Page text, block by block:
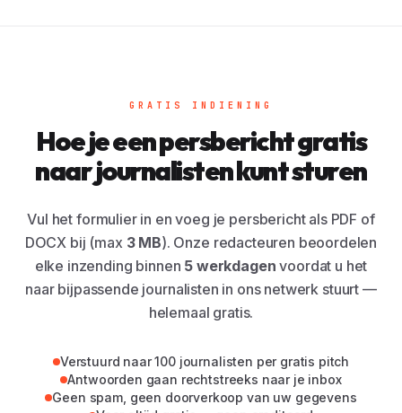
GRATIS INDIENING
Hoe je een persbericht gratis
naar journalisten kunt sturen
Vul het formulier in en voeg je persbericht als PDF of
DOCX bij (max 3 MB). Onze redacteuren beoordelen
elke inzending binnen 5 werkdagen voordat u het
naar bijpassende journalisten in ons netwerk stuurt —
helemaal gratis.
Verstuurd naar 100 journalisten per gratis pitch
Antwoorden gaan rechtstreeks naar je inbox
Geen spam, geen doorverkoop van uw gegevens